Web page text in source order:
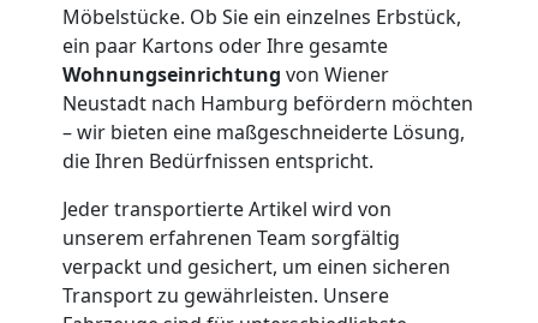
Möbelstücke. Ob Sie ein einzelnes Erbstück,
ein paar Kartons oder Ihre gesamte
Wohnungseinrichtung von Wiener
Neustadt nach Hamburg befördern möchten
– wir bieten eine maßgeschneiderte Lösung,
die Ihren Bedürfnissen entspricht.
Jeder transportierte Artikel wird von
unserem erfahrenen Team sorgfältig
verpackt und gesichert, um einen sicheren
Transport zu gewährleisten. Unsere
Neustadt
Kleintransport
Wiener
Neustadt